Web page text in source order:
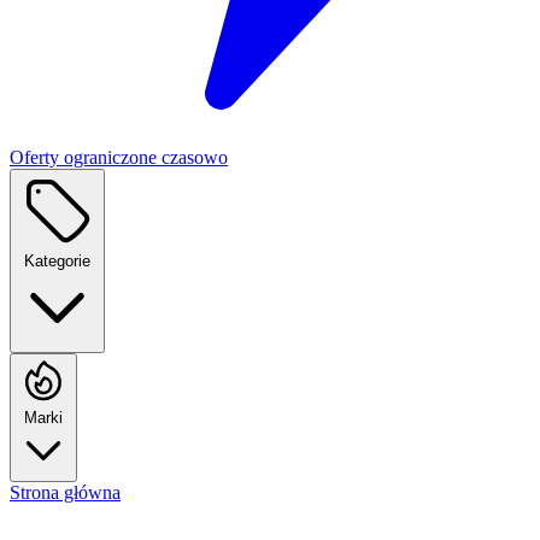
Oferty ograniczone czasowo
Kategorie
Marki
Strona główna